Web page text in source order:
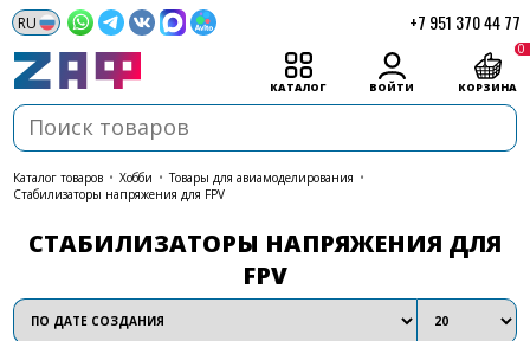
+7 951 370 44 77
КАТАЛОГ ВОЙТИ КОРЗИНА
0
каталог товаров • Хобби • Товары для авиамоделирования •
Стабилизаторы напряжения для FPV
СТАБИЛИЗАТОРЫ НАПРЯЖЕНИЯ ДЛЯ
FPV